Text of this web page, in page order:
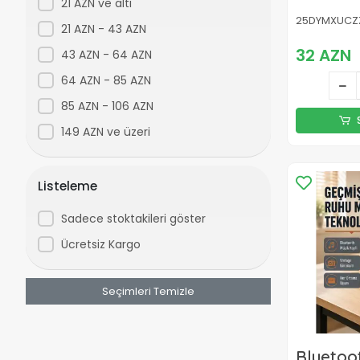
21 AZN - 43 AZN
43 AZN - 64 AZN
64 AZN - 85 AZN
85 AZN - 106 AZN
149 AZN ve üzeri
Listeleme
Sadece stoktakileri göster
Ücretsiz Kargo
Seçimleri Temizle
Radyo
32 AZN